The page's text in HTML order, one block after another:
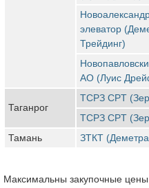
элеватор
Трейдинг)
АО (Луис
Таганрог
ТСРЗ CPT
ТСРЗ CPT
Тамань
ЗТКТ
Максимальны закупочные